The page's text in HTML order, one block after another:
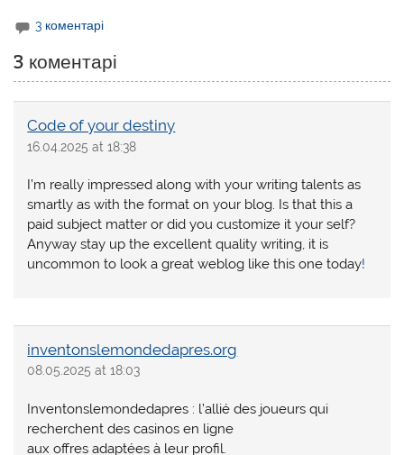
3 коментарі
3 коментарі
Code of your destiny
16.04.2025 at 18:38
I’m really impressed along with your writing talents as
smartly as with the format on your blog. Is that this a
paid subject matter or did you customize it your self?
Anyway stay up the excellent quality writing, it is
uncommon to look a great weblog like this one today!
inventonslemondedapres.org
08.05.2025 at 18:03
Inventonslemondedapres : l’allié des joueurs qui
recherchent des casinos en ligne
aux offres adaptées à leur profil.